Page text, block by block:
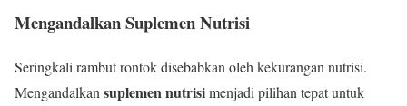
Mengandalkan Suplemen Nutrisi
Seringkali rambut rontok disebabkan oleh kekurangan nutrisi.
Mengandalkan suplemen nutrisimenjadi pilihan tepat untuk